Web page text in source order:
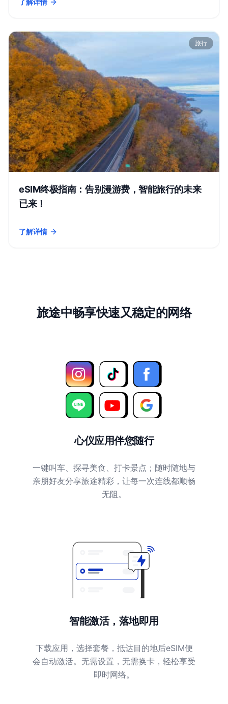
了解详情
- eSIM：如何成为数字游民、留学生和外派人士的“无缝连接”终极
旅行
eSIM终极指南：告别漫游费，智能旅行的未来
已来！
了解详情
- eSIM终极指南：告别漫游费，智能旅行的未来已来！
旅途中畅享快速又稳定的网络
心仪应用伴您随行
一键叫车、探寻美食、打卡景点；随时随地与
亲朋好友分享旅途精彩，让每一次连线都顺畅
无阻。
智能激活，落地即用
下载应用，选择套餐，抵达目的地后eSIM便
会自动激活。无需设置，无需换卡，轻松享受
即时网络。